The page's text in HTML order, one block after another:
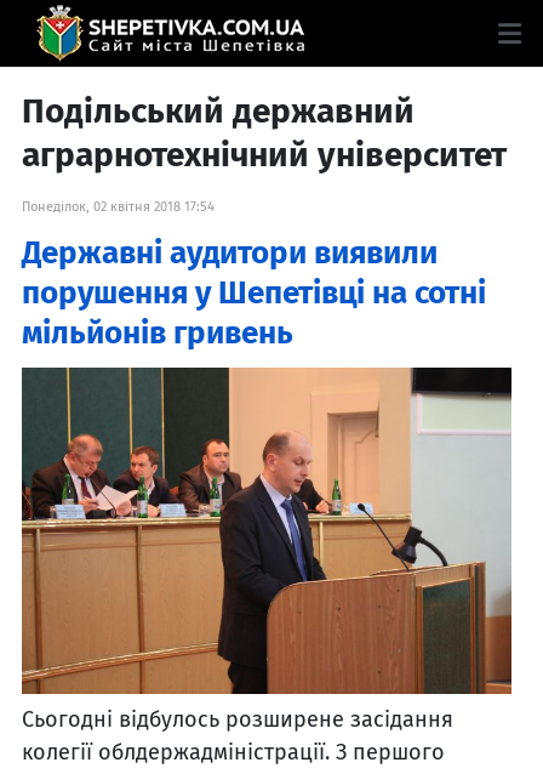
Подільський державний
аграрнотехнічний університет
Понеділок, 02 квітня 2018 17:54
Державні аудитори виявили
порушення у Шепетівці на сотні
мільйонів гривень
Сьогодні відбулось розширене засідання
колегії облдержадміністрації. З першого